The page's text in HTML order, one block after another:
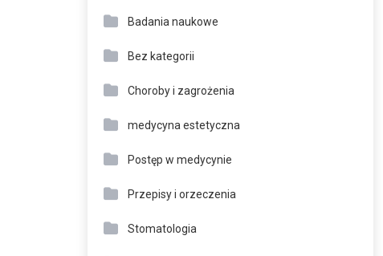
Badania naukowe
Bez kategorii
Choroby i zagrożenia
medycyna estetyczna
Postęp w medycynie
Przepisy i orzeczenia
Stomatologia